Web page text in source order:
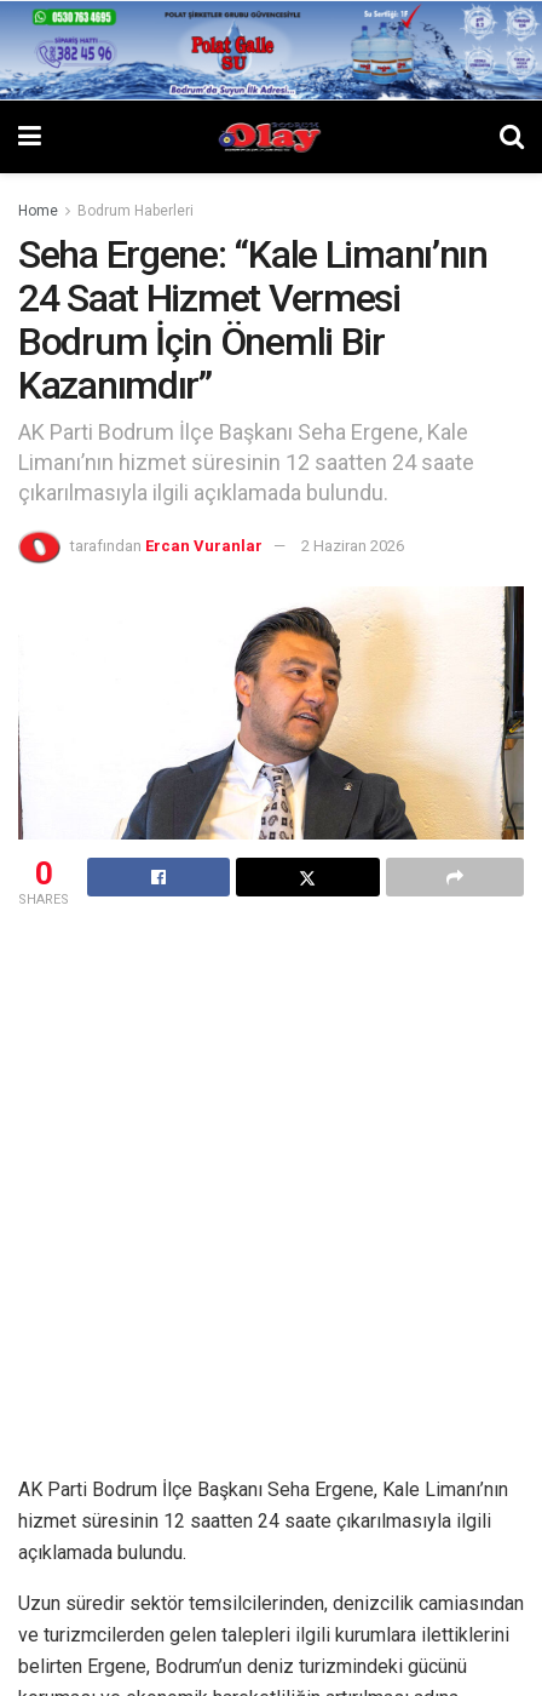
Home Bodrum Haberleri
Seha Ergene: “Kale Limanı’nın
24 Saat Hizmet Vermesi
Bodrum İçin Önemli Bir
Kazanımdır”
AK Parti Bodrum İlçe Başkanı Seha Ergene, Kale
Limanı’nın hizmet süresinin 12 saatten 24 saate
çıkarılmasıyla ilgili açıklamada bulundu.
tarafından Ercan Vuranlar 2 Haziran 2026
0
SHARES
AK Parti Bodrum İlçe Başkanı Seha Ergene, Kale Limanı’nın
hizmet süresinin 12 saatten 24 saate çıkarılmasıyla ilgili
açıklamada bulundu.
Uzun süredir sektör temsilcilerinden, denizcilik camiasından
ve turizmcilerden gelen talepleri ilgili kurumlara ilettiklerini
belirten Ergene, Bodrum’un deniz turizmindeki gücünü